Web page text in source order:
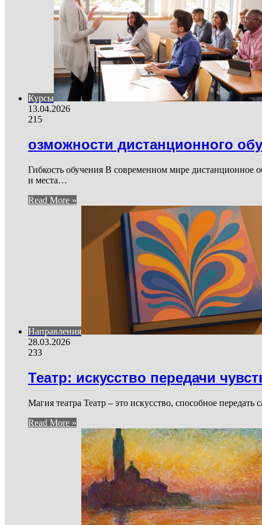
Курсы
13.04.2026
215
озможности дистанционного
Гибкость обучения В современном мире дистанционное
и места…
Read More »
Направления
28.03.2026
233
Театр: искусство передачи
Магия театра Театр – это искусство, способное
Read More »